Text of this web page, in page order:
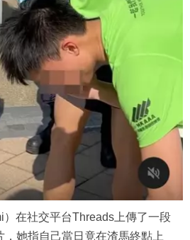
在社交平台Threads上傳了一段
，她指自己當日竟在渣馬終點上